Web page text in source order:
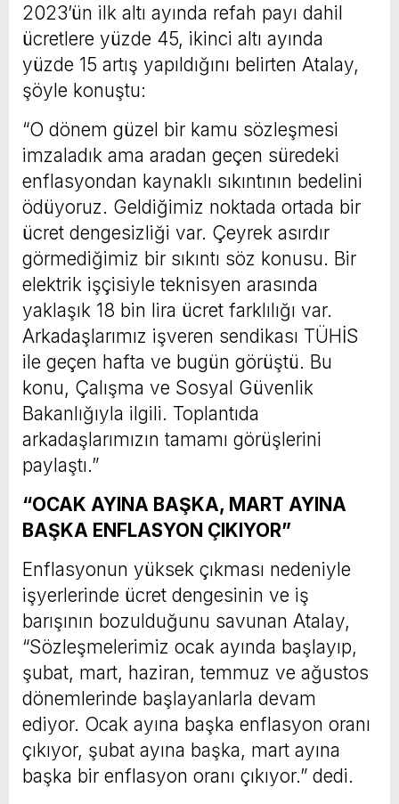
2023’ün ilk altı ayında refah payı dahil
ücretlere yüzde 45, ikinci altı ayında
yüzde 15 artış yapıldığını belirten Atalay,
şöyle konuştu:
“O dönem güzel bir kamu sözleşmesi
imzaladık ama aradan geçen süredeki
enflasyondan kaynaklı sıkıntının bedelini
ödüyoruz. Geldiğimiz noktada ortada bir
ücret dengesizliği var. Çeyrek asırdır
görmediğimiz bir sıkıntı söz konusu. Bir
elektrik işçisiyle teknisyen arasında
yaklaşık 18 bin lira ücret farklılığı var.
Arkadaşlarımız işveren sendikası TÜHİS
ile geçen hafta ve bugün görüştü. Bu
konu, Çalışma ve Sosyal Güvenlik
Bakanlığıyla ilgili. Toplantıda
arkadaşlarımızın tamamı görüşlerini
paylaştı.”
“OCAK AYINA BAŞKA, MART AYINA
BAŞKA ENFLASYON ÇIKIYOR”
Enflasyonun yüksek çıkması nedeniyle
işyerlerinde ücret dengesinin ve iş
barışının bozulduğunu savunan Atalay,
“Sözleşmelerimiz ocak ayında başlayıp,
şubat, mart, haziran, temmuz ve ağustos
dönemlerinde başlayanlarla devam
ediyor. Ocak ayına başka enflasyon oranı
çıkıyor, şubat ayına başka, mart ayına
başka bir enflasyon oranı çıkıyor.” dedi.